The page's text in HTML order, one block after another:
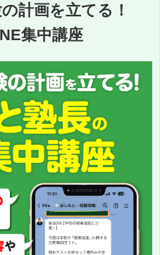
計画を立てる！
集中講座